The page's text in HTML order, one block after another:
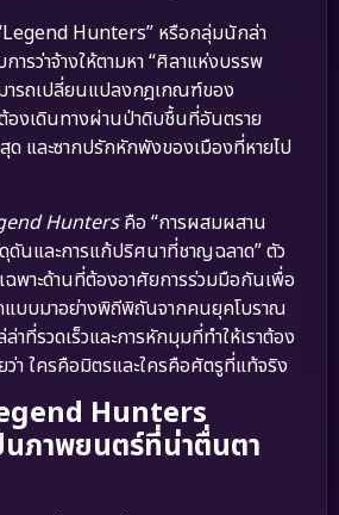
Hunters” หรือกลุ่มนักล่า
ารว่าจ้างให้ตามหา “ศิลาแห่งบรรพ
ารถเปลี่ยนแปลงกฎเกณฑ์ของ
องเดินทางผ่านป่าดิบชื้นที่อันตราย
ด และซากปรักหักพังของเมืองที่หายไป
Huntersคือ “การผสมผสาน
ดันและการแก้ปริศนาที่ชาญฉลาด” ตัว
ฉพาะด้านที่ต้องอาศัยการร่วมมือกันเพื่อ
บบมาอย่างพิถีพิถันจากคนยุคโบราณ
าที่รวดเร็วและการหักมุมที่ทำให้เราต้อง
ว่า ใครคือมิตรและใครคือศัตรูที่แท้จริง
Hunters
ภาพยนตร์ที่น่าตื่นตา